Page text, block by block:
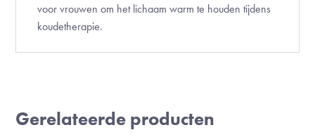
voor vrouwen om het lichaam warm te houden tijdens
koudetherapie.
Gerelateerde producten